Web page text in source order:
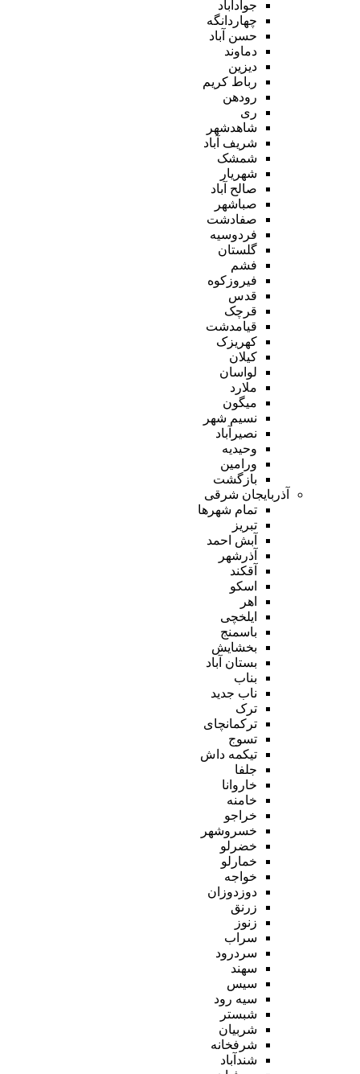
جوادآباد
چهاردانگه
حسن آباد
دماوند
دیزین
رباط کریم
رودهن
ری
شاهدشهر
شریف آباد
شمشک
شهریار
صالح آباد
صباشهر
صفادشت
فردوسیه
گلستان
فشم
فیروزکوه
قدس
قرچک
قیامدشت
کهریزک
کیلان
لواسان
ملارد
میگون
نسیم شهر
نصیرآباد
وحیدیه
ورامین
بازگشت
آذربایجان شرقی
تمام شهر‌ها
تبریز
آبش احمد
آذرشهر
آقکند
اسکو
اهر
ایلخچی
باسمنج
بخشایش
بستان آباد
بناب
ناب جدید
ترک
ترکمانچای
تسوج
تیکمه داش
جلفا
خاروانا
خامنه
خراجو
خسروشهر
خضرلو
خمارلو
خواجه
دوزدوزان
زرنق
زنوز
سراب
سردرود
سهند
سیس
سیه رود
شبستر
شربیان
شرفخانه
شندآباد